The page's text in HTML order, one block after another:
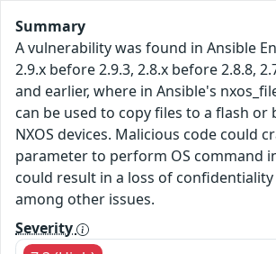
Summary
A vulnerability was found in Ansible
2.9.x before 2.9.3, 2.8.x before 2.8.8,
and earlier, where in Ansible's
can be used to copy files to a flash or
NXOS devices. Malicious code could
parameter to perform OS command
could result in a loss of
among other issues.
Severity